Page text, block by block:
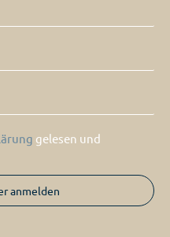
gelesen und
anmelden